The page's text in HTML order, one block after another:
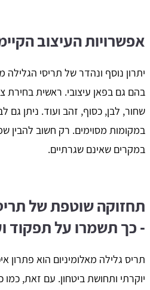
אפשרויות העיצוב
יתרון נוסף ונהדר של תריסי
בהם גם בפאן עיצובי. ראשית בחירת
שחור, לבן, כסוף, זהב ועוד. ניתן
במקומות מסוימים. רק חשוב להבין
במקרים שאינם שגרתיים.
תחזוקה שוטפת של
- כך תשמרו על תפקוד
תריס גלילה מאלומיניום הוא פתרון
יוקרתי ותחושת ביטחון. עם זאת, כמו